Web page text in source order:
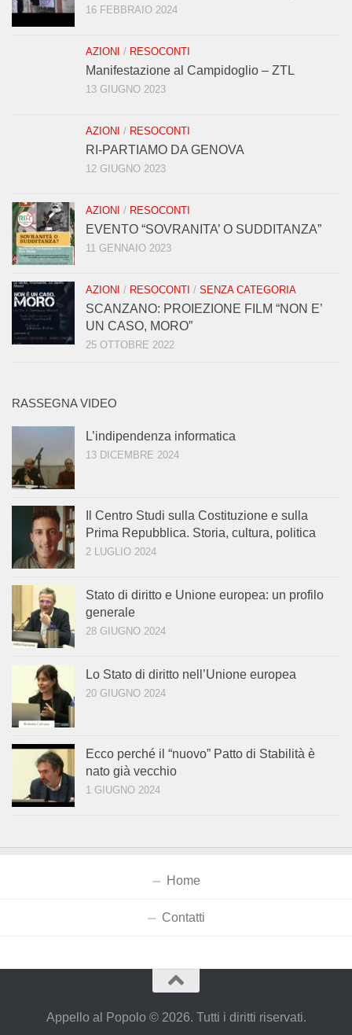
16 FEBBRAIO 2024
AZIONI / RESOCONTI
Manifestazione al Campidoglio – ZTL
13 GIUGNO 2023
AZIONI / RESOCONTI
RI-PARTIAMO DA GENOVA
12 GIUGNO 2023
AZIONI / RESOCONTI
EVENTO “SOVRANITA’ O SUDDITANZA”
11 GENNAIO 2023
AZIONI / RESOCONTI / SENZA CATEGORIA
SCANZANO: PROIEZIONE FILM “NON E’
UN CASO, MORO”
25 OTTOBRE 2022
RASSEGNA VIDEO
L’indipendenza informatica
13 DICEMBRE 2024
Il Centro Studi sulla Costituzione e sulla
Prima Repubblica. Storia, cultura, politica
2 LUGLIO 2024
Stato di diritto e Unione europea: un profilo
generale
28 GIUGNO 2024
Lo Stato di diritto nell’Unione europea
20 GIUGNO 2024
Ecco perché il “nuovo” Patto di Stabilità è
nato già vecchio
1 GIUGNO 2024
Home
Contatti
Appello al Popolo © 2026. Tutti i diritti riservati.